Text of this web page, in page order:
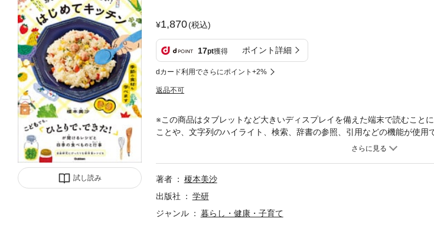
試し読み
1,870(税込)
17pt獲得 ポイント詳細
dカード利用でさらにポイント+2%
返品不可
※この商品はタブレットなど大きいディスプレイを備えた端末で読むこと
ことや、文字列のハイライト、検索、辞書の参照、引用などの機能が使用
おいしく、楽しく学べる1冊。わかりやすく、面白く、食材のことを学び
著者
榎本美沙
出版社
学研
ジャンル
暮らし・健康・子育て